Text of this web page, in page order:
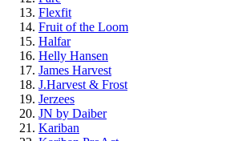
Flexfit
Fruit of the Loom
Halfar
Helly Hansen
James Harvest
J.Harvest & Frost
Jerzees
JN by Daiber
Kariban